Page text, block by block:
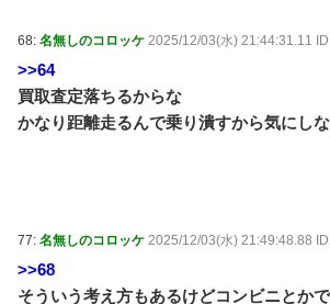
68: 名無しのコロッケ 2025/12/03(水) 21:44:31.11
>>64
買取査定落ちるからな
かなり距離走るんで乗り潰すから気にし
77: 名無しのコロッケ 2025/12/03(水) 21:49:48.88
>>68
そういう考え方もあるけどコンビニとか